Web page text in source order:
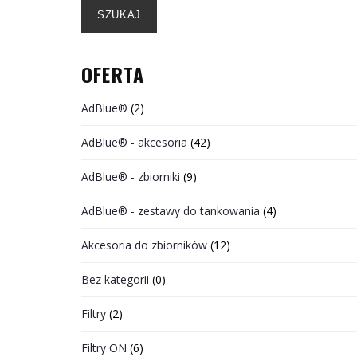
SZUKAJ
OFERTA
AdBlue® (2)
AdBlue® - akcesoria (42)
AdBlue® - zbiorniki (9)
AdBlue® - zestawy do tankowania (4)
Akcesoria do zbiorników (12)
Bez kategorii (0)
Filtry (2)
Filtry ON (6)